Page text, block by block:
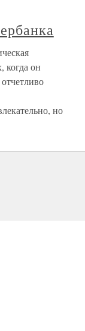
когда он
но